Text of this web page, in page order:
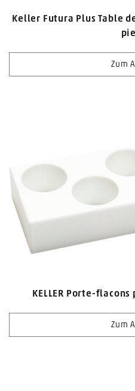
Keller Futura Plus Table
Zum
KELLER Porte-
Zum